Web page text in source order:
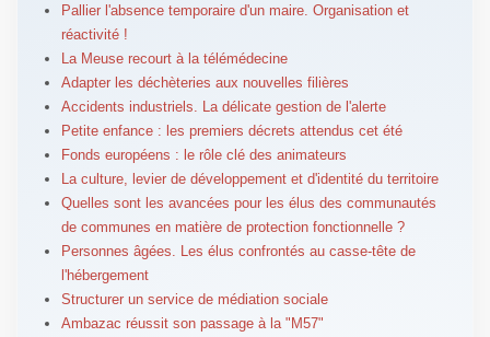
Pallier l'absence temporaire d'un maire. Organisation et
réactivité !
La Meuse recourt à la télémédecine
Adapter les déchèteries aux nouvelles filières
Accidents industriels. La délicate gestion de l'alerte
Petite enfance : les premiers décrets attendus cet été
Fonds européens : le rôle clé des animateurs
La culture, levier de développement et d'identité du territoire
Quelles sont les avancées pour les élus des communautés
de communes en matière de protection fonctionnelle ?
Personnes âgées. Les élus confrontés au casse-tête de
l'hébergement
Structurer un service de médiation sociale
Ambazac réussit son passage à la "M57"